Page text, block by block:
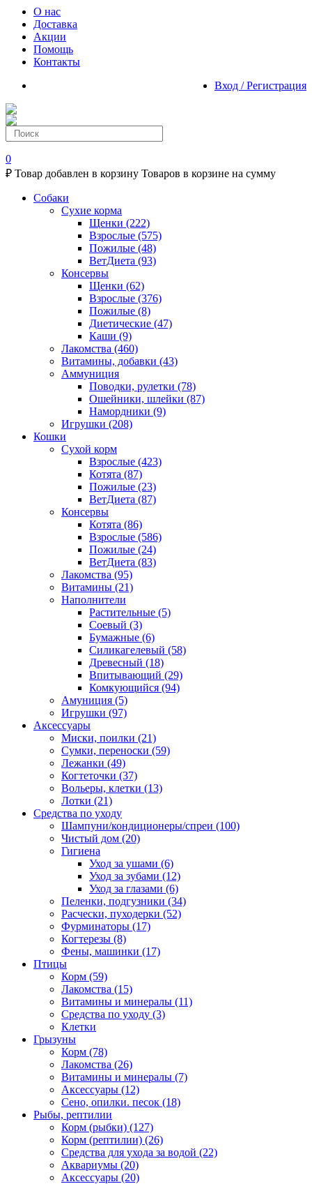
О нас
Доставка
Акции
Помощь
Контакты
Вход / Регистрация
0
₽ Товар добавлен в корзину Товаров в корзине на сумму
Собаки
Сухие корма
Щенки (222)
Взрослые (575)
Пожилые (48)
ВетДиета (93)
Консервы
Щенки (62)
Взрослые (376)
Пожилые (8)
Диетические (47)
Каши (9)
Лакомства (460)
Витамины, добавки (43)
Аммуниция
Поводки, рулетки (78)
Ошейники, шлейки (87)
Намордники (9)
Игрушки (208)
Кошки
Сухой корм
Взрослые (423)
Котята (87)
Пожилые (23)
ВетДиета (87)
Консервы
Котята (86)
Взрослые (586)
Пожилые (24)
ВетДиета (83)
Лакомства (95)
Витамины (21)
Наполнители
Растительные (5)
Соевый (3)
Бумажные (6)
Силикагелевый (58)
Древесный (18)
Впитывающий (29)
Комкующийся (94)
Амуниция (5)
Игрушки (97)
Аксессуары
Миски, поилки (21)
Сумки, переноски (59)
Лежанки (49)
Когтеточки (37)
Вольеры, клетки (13)
Лотки (21)
Средства по уходу
Шампуни/кондиционеры/спреи (100)
Чистый дом (20)
Гигиена
Уход за ушами (6)
Уход за зубами (12)
Уход за глазами (6)
Пеленки, подгузники (34)
Расчески, пуходерки (52)
Фурминаторы (17)
Когтерезы (8)
Фены, машинки (17)
Птицы
Корм (59)
Лакомства (15)
Витамины и минералы (11)
Средства по уходу (3)
Клетки
Грызуны
Корм (78)
Лакомства (26)
Витамины и минералы (7)
Аксессуары (12)
Сено, опилки. песок (18)
Рыбы, рептилии
Корм (рыбки) (127)
Корм (рептилии) (26)
Средства для ухода за водой (22)
Аквариумы (20)
Аксессуары (20)